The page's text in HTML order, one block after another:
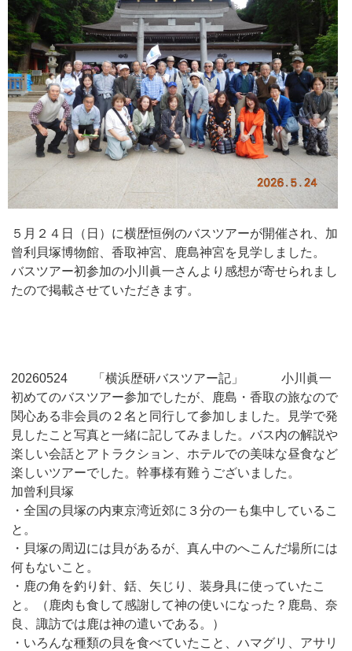
５月２４日（日）に横歴恒例のバスツアーが開催され、加
曾利貝塚博物館、香取神宮、鹿島神宮を見学しました。
バスツアー初参加の小川眞一さんより感想が寄せられまし
たので掲載させていただきます。
20260524 「横浜歴研バスツアー記」 小川眞一
初めてのバスツアー参加でしたが、鹿島・香取の旅なので
関心ある非会員の２名と同行して参加しました。見学で発
見したこと写真と一緒に記してみました。バス内の解説や
楽しい会話とアトラクション、ホテルでの美味な昼食など
楽しいツアーでした。幹事様有難うございました。
加曾利貝塚
・全国の貝塚の内東京湾近郊に３分の一も集中しているこ
と。
・貝塚の周辺には貝があるが、真ん中のへこんだ場所には
何もないこと。
・鹿の角を釣り針、銛、矢じり、装身具に使っていたこ
と。（鹿肉も食して感謝して神の使いになった？鹿島、奈
良、諏訪では鹿は神の遣いである。）
・いろんな種類の貝を食べていたこと、ハマグリ、アサリ